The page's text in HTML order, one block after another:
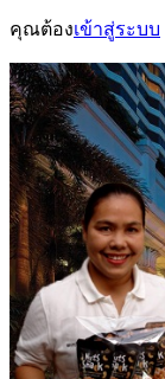
เรื่อง
คุณต้องเข้าสู่ระบบ